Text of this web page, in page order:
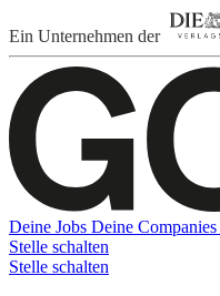
Ein Unternehmen der
Deine Jobs Deine Companies
Stelle schalten
Stelle schalten